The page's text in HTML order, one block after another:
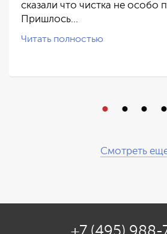
сказали что чистка не особо
Пришлось…
Читать полностью
Смотреть